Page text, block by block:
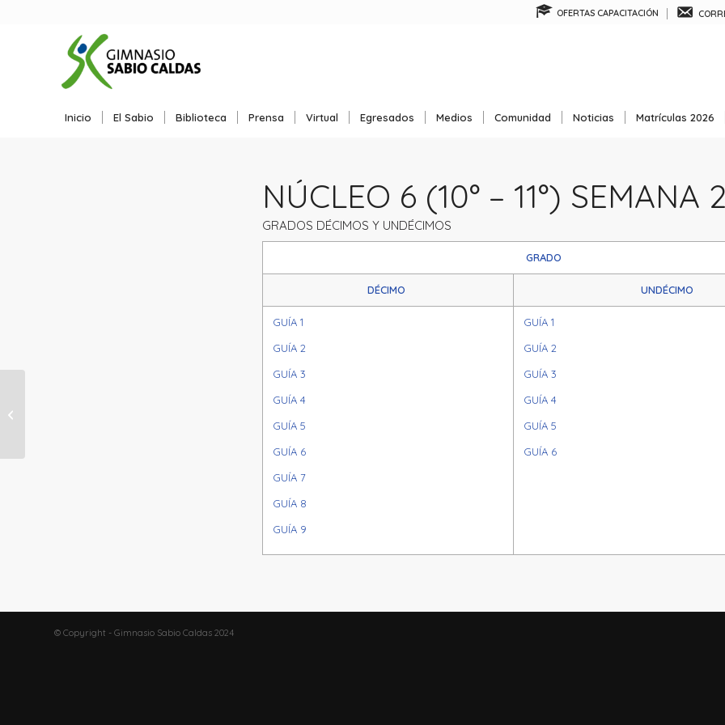
OFERTAS CAPACITACIÓN
Inicio El Sabio Biblioteca Prensa Virtual Egresados Medios Comunidad Noticias Matrículas 2026
NÚCLEO 6 (10° – 11°) SEMANA
GRADOS DÉCIMOS Y UNDÉCIMOS
GRADO
DÉCIMO UNDÉCIMO
GUÍA 1
GUÍA 2
GUÍA 3
GUÍA 4
GUÍA 5
GUÍA 6
GUÍA 7
GUÍA 8
GUÍA 9
GUÍA 1
GUÍA 2
GUÍA 3
GUÍA 4
GUÍA 5
GUÍA 6
© Copyright - Gimnasio Sabio Caldas 2024